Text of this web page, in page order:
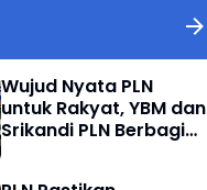
Wujud Nyata PLN
untuk Rakyat, YBM dan
Srikandi PLN Berbagi